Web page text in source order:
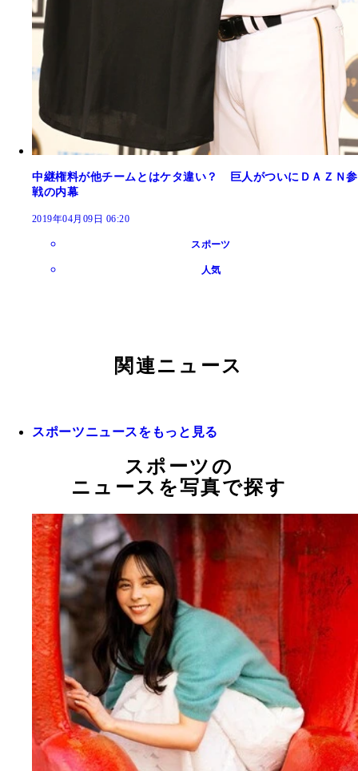
中継権料が他チームとはケタ違い？ 巨人がついにＤＡＺＮ参
戦の内幕
2019年04月09日 06:20
スポーツ
人気
関連ニュース
スポーツニュースをもっと見る
スポーツの
ニュースを写真で探す